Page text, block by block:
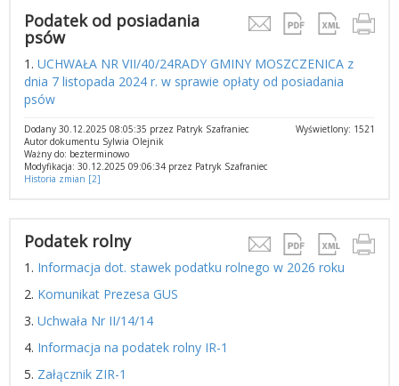
Podatek od posiadania
psów
1. UCHWAŁA NR VII/40/24RADY GMINY MOSZCZENICA z
dnia 7 listopada 2024 r. w sprawie opłaty od posiadania
psów
Wyświetlony: 1521
Dodany 30.12.2025 08:05:35 przez Patryk Szafraniec
Autor dokumentu Sylwia Olejnik
Ważny do: bezterminowo
Modyfikacja: 30.12.2025 09:06:34 przez Patryk Szafraniec
Historia zmian [2]
Podatek rolny
1. Informacja dot. stawek podatku rolnego w 2026 roku
2. Komunikat Prezesa GUS
3. Uchwała Nr II/14/14
4. Informacja na podatek rolny IR-1
5. Załącznik ZIR-1